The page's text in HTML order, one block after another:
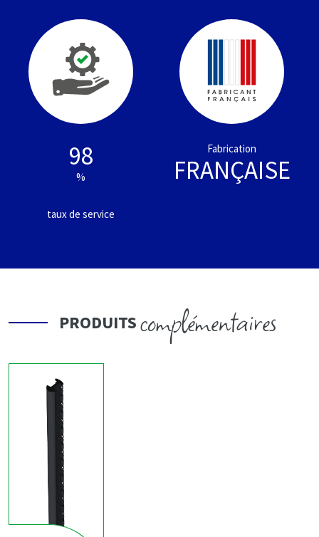
98
%
taux de service
Fabrication
FRANÇAISE
PRODUITScomplémentaires